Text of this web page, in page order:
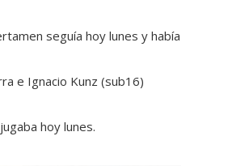
seguía hoy lunes y había
e Ignacio Kunz (sub16)
hoy lunes.